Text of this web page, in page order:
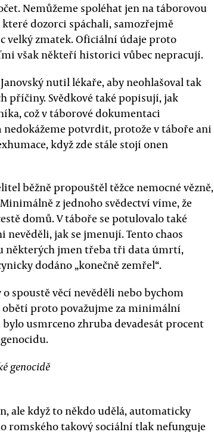
Nemůžeme spoléhat jen na táborovou
dozorci spáchali, samozřejmě
velký zmatek. Oficiální údaje proto
však někteří historici vůbec nepracují.
nutil lékaře, aby neohlašoval tak
příčiny. Svědkové také popisují, jak
což v táborové dokumentaci
potvrdit, protože v táboře ani
když zde stále stojí onen
běžně propouštěl těžce nemocné vězně,
z jednoho svědectví víme, že
domů. V táboře se potulovalo také
jak se jmenují. Tento chaos
některých jmen třeba tři data úmrtí,
dodáno „konečně zemřel“.
spoustě věcí nevěděli nebo bychom
proto považujme za minimální
usmrceno zhruba devadesát procent
genocidě
ale když to někdo udělá, automaticky
romského takový sociální tlak nefunguje